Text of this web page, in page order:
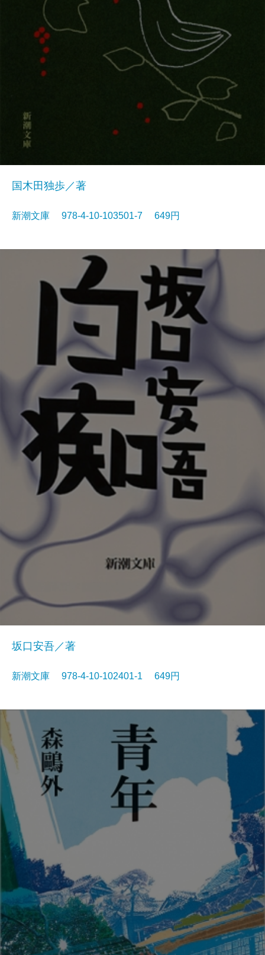
国木田独歩／著
新潮文庫 978-4-10-103501-7 649円
坂口安吾／著
新潮文庫 978-4-10-102401-1 649円